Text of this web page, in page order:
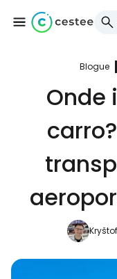
Blogue
Onde
Cestee
... a